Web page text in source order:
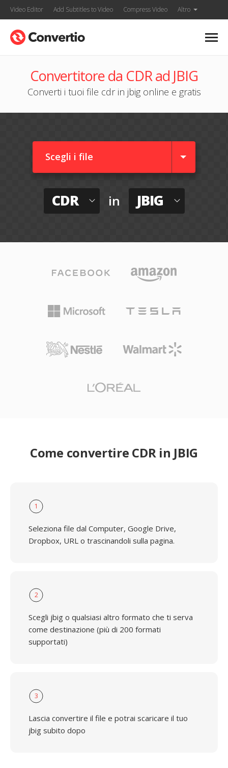
Video Editor Add Subtitles to Video Compress Video Altro
Convertitore da CDR ad JBIG
Converti i tuoi file cdr in jbig online e gratis
Scegli i file
CDR in JBIG
Come convertire CDR in JBIG
1
Seleziona file dal Computer, Google Drive,
Dropbox, URL o trascinandoli sulla pagina.
2
Scegli jbig o qualsiasi altro formato che ti serva
come destinazione (più di 200 formati
supportati)
3
Lascia convertire il file e potrai scaricare il tuo
jbig subito dopo